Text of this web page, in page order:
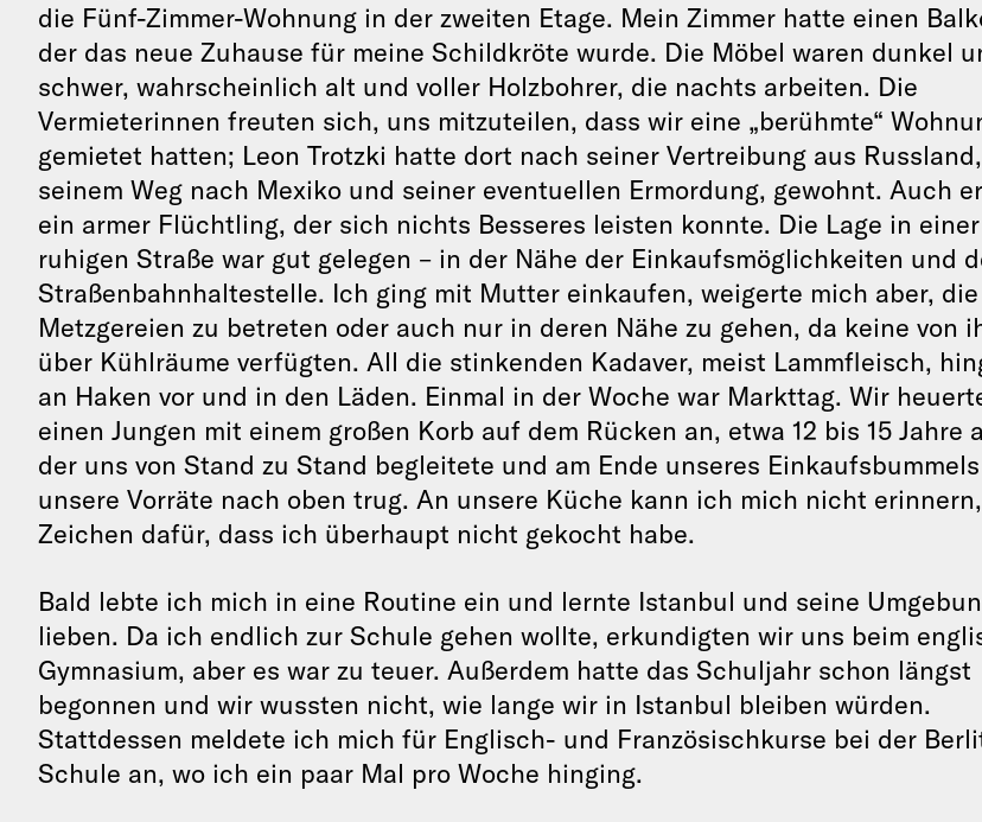
die Fünf-Zimmer-Wohnung in der zweiten Etage. Mein Zimmer hatte einen
der das neue Zuhause für meine Schildkröte wurde. Die Möbel waren dunkel
schwer, wahrscheinlich alt und voller Holzbohrer, die nachts arbeiten. Die
Vermieterinnen freuten sich, uns mitzuteilen, dass wir eine „berühmte“
gemietet hatten; Leon Trotzki hatte dort nach seiner Vertreibung aus
seinem Weg nach Mexiko und seiner eventuellen Ermordung, gewohnt. Auch
ein armer Flüchtling, der sich nichts Besseres leisten konnte. Die Lage in einer
ruhigen Straße war gut gelegen – in der Nähe der Einkaufsmöglichkeiten und
Straßenbahnhaltestelle. Ich ging mit Mutter einkaufen, weigerte mich aber, die
Metzgereien zu betreten oder auch nur in deren Nähe zu gehen, da keine von
über Kühlräume verfügten. All die stinkenden Kadaver, meist Lammfleisch,
an Haken vor und in den Läden. Einmal in der Woche war Markttag. Wir
einen Jungen mit einem großen Korb auf dem Rücken an, etwa 12 bis 15 Jahre
der uns von Stand zu Stand begleitete und am Ende unseres Einkaufsbummels
unsere Vorräte nach oben trug. An unsere Küche kann ich mich nicht
Zeichen dafür, dass ich überhaupt nicht gekocht habe.
Bald lebte ich mich in eine Routine ein und lernte Istanbul und seine
lieben. Da ich endlich zur Schule gehen wollte, erkundigten wir uns beim
Gymnasium, aber es war zu teuer. Außerdem hatte das Schuljahr schon längst
begonnen und wir wussten nicht, wie lange wir in Istanbul bleiben würden.
Stattdessen meldete ich mich für Englisch- und Französischkurse bei der
Schule an, wo ich ein paar Mal pro Woche hinging.